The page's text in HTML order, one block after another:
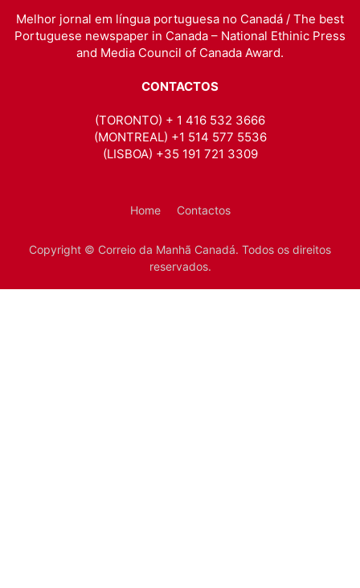
Melhor jornal em língua portuguesa no Canadá / The best
Portuguese newspaper in Canada – National Ethinic Press
and Media Council of Canada Award.
CONTACTOS
(TORONTO) + 1 416 532 3666
(MONTREAL) +1 514 577 5536
(LISBOA) +35 191 721 3309
Home Contactos
Copyright © Correio da Manhã Canadá. Todos os direitos
reservados.